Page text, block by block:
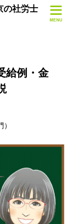
の社労士
MENU
給例・金